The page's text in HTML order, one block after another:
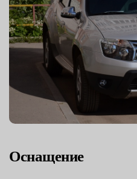
Оснащение